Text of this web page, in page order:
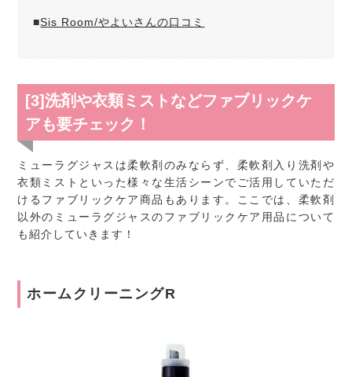
■Sis Room/やよいさんの口コミ
[3]洗剤や衣類ミストなどファブリックケ
アも要チェック！
ミューラグジャスは柔軟剤のみならず、柔軟剤入り洗剤や
衣類ミストといった様々な生活シーンでご活用していただ
けるファブリックケア商品もあります。ここでは、柔軟剤
以外のミューラグジャスのファブリックケア用品について
も紹介していきます！
ホームクリーニングR